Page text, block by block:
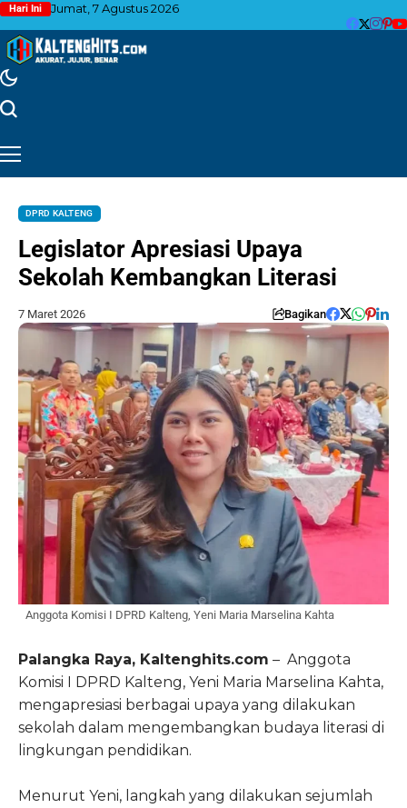
Hari Ini Jumat, 7 Agustus 2026
DPRD KALTENG
Legislator Apresiasi Upaya
Sekolah Kembangkan Literasi
7 Maret 2026 Bagikan
Anggota Komisi I DPRD Kalteng, Yeni Maria Marselina Kahta
Palangka Raya, Kaltenghits.com – Anggota
Komisi I DPRD Kalteng, Yeni Maria Marselina Kahta,
mengapresiasi berbagai upaya yang dilakukan
sekolah dalam mengembangkan budaya literasi di
lingkungan pendidikan.
Menurut Yeni, langkah yang dilakukan sejumlah